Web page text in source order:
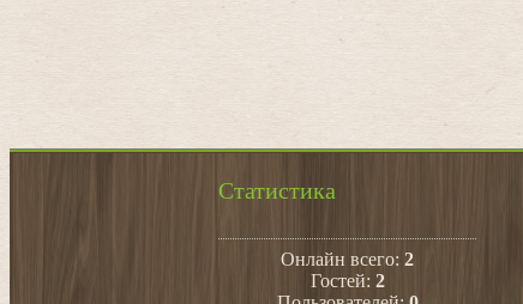
Статистика
Онлайн всего: 2
Гостей: 2